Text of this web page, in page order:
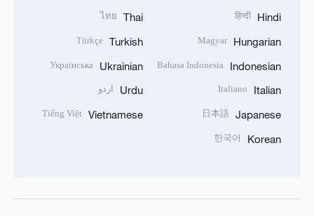
Hindi
हिन्दी
Hungarian
Magyar
Indonesian
Bahasa Indonesia
Italian
Italiano
Japanese
日本語
Korean
한국어
Thai
ไทย
Turkish
Türkçe
Ukrainian
Українська
Urdu اردو
Vietnamese
Tiếng Việt